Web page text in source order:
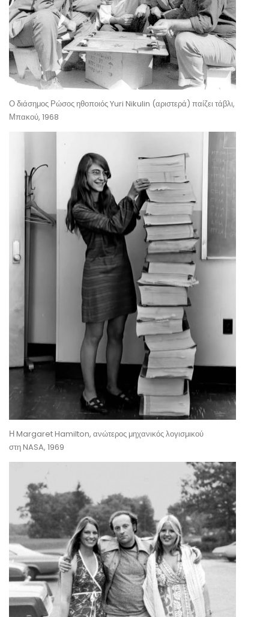
Ο διάσημος Ρώσος ηθοποιός Yuri Nikulin (αριστερά) παίζει τάβλι,
Μπακού, 1968
Η Margaret Hamilton, ανώτερος μηχανικός λογισμικού
στη NASA, 1969